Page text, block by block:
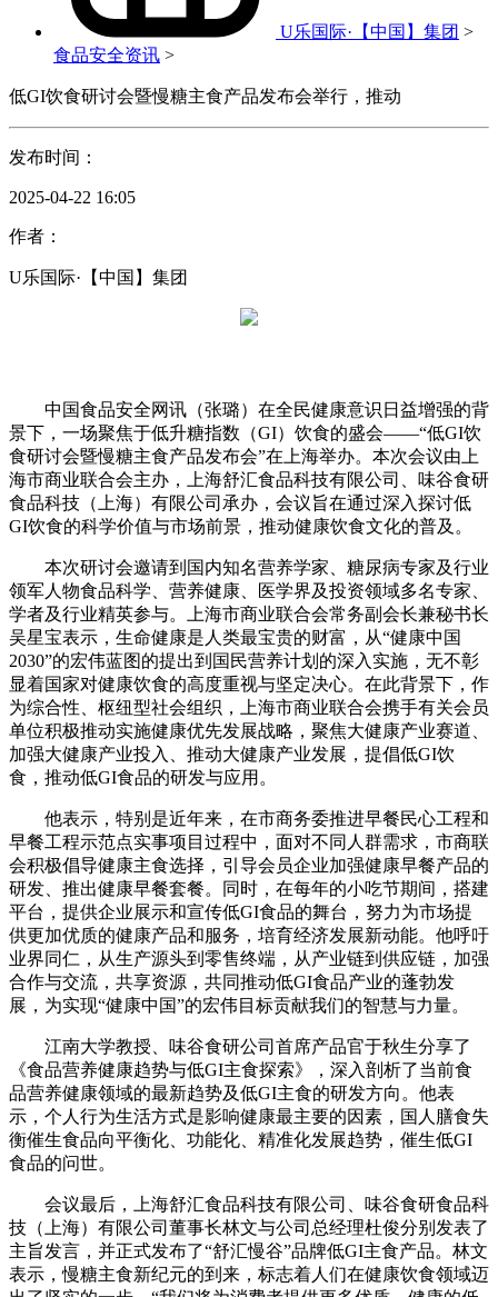
U乐国际·【中国】集团 >
食品安全资讯 >
低GI饮食研讨会暨慢糖主食产品发布会举行，推动
发布时间：
2025-04-22 16:05
作者：
U乐国际·【中国】集团
中国食品安全网讯（张璐）在全民健康意识日益增强的背
景下，一场聚焦于低升糖指数（GI）饮食的盛会——“低GI饮
食研讨会暨慢糖主食产品发布会”在上海举办。本次会议由上
海市商业联合会主办，上海舒汇食品科技有限公司、味谷食研
食品科技（上海）有限公司承办，会议旨在通过深入探讨低
GI饮食的科学价值与市场前景，推动健康饮食文化的普及。
本次研讨会邀请到国内知名营养学家、糖尿病专家及行业
领军人物食品科学、营养健康、医学界及投资领域多名专家、
学者及行业精英参与。上海市商业联合会常务副会长兼秘书长
吴星宝表示，生命健康是人类最宝贵的财富，从“健康中国
2030”的宏伟蓝图的提出到国民营养计划的深入实施，无不彰
显着国家对健康饮食的高度重视与坚定决心。在此背景下，作
为综合性、枢纽型社会组织，上海市商业联合会携手有关会员
单位积极推动实施健康优先发展战略，聚焦大健康产业赛道、
加强大健康产业投入、推动大健康产业发展，提倡低GI饮
食，推动低GI食品的研发与应用。
他表示，特别是近年来，在市商务委推进早餐民心工程和
早餐工程示范点实事项目过程中，面对不同人群需求，市商联
会积极倡导健康主食选择，引导会员企业加强健康早餐产品的
研发、推出健康早餐套餐。同时，在每年的小吃节期间，搭建
平台，提供企业展示和宣传低GI食品的舞台，努力为市场提
供更加优质的健康产品和服务，培育经济发展新动能。他呼吁
业界同仁，从生产源头到零售终端，从产业链到供应链，加强
合作与交流，共享资源，共同推动低GI食品产业的蓬勃发
展，为实现“健康中国”的宏伟目标贡献我们的智慧与力量。
江南大学教授、味谷食研公司首席产品官于秋生分享了
《食品营养健康趋势与低GI主食探索》，深入剖析了当前食
品营养健康领域的最新趋势及低GI主食的研发方向。他表
示，个人行为生活方式是影响健康最主要的因素，国人膳食失
衡催生食品向平衡化、功能化、精准化发展趋势，催生低GI
食品的问世。
会议最后，上海舒汇食品科技有限公司、味谷食研食品科
技（上海）有限公司董事长林文与公司总经理杜俊分别发表了
主旨发言，并正式发布了“舒汇慢谷”品牌低GI主食产品。林文
表示，慢糖主食新纪元的到来，标志着人们在健康饮食领域迈